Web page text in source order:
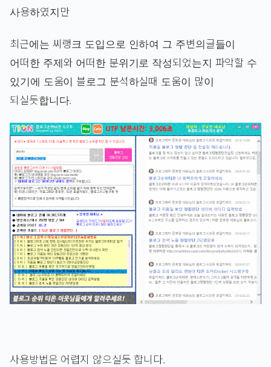
사용하였지만
최근에는 씨랭크 도입으로 인하여 그 주변의글들이
어떠한 주제와 어떠한 분위기로 작성되었는지 파악할 수
있기에 도움이 블로그 분석하실때 도움이 많이
되실듯합니다.
사용방법은 어렵지 않으실듯 합니다.